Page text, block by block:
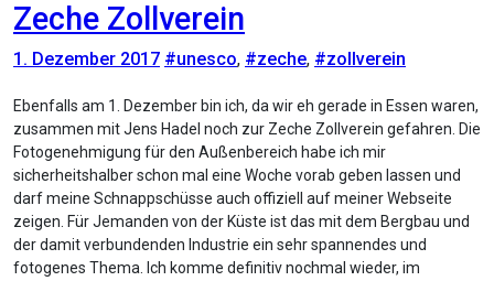
Zeche Zollverein
1. Dezember 2017 #unesco, #zeche, #zollverein
Ebenfalls am 1. Dezember bin ich, da wir eh gerade in Essen waren,
zusammen mit Jens Hadel noch zur Zeche Zollverein gefahren. Die
Fotogenehmigung für den Außenbereich habe ich mir
sicherheitshalber schon mal eine Woche vorab geben lassen und
darf meine Schnappschüsse auch offiziell auf meiner Webseite
zeigen. Für Jemanden von der Küste ist das mit dem Bergbau und
der damit verbundenden Industrie ein sehr spannendes und
fotogenes Thema. Ich komme definitiv nochmal wieder, im